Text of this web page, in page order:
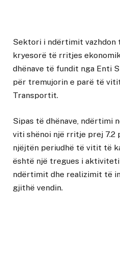
Sektori i ndërtimit vazhdon
kryesorë të rritjes
dhënave të fundit nga Enti
për tremujorin e parë të
Transportit.
Sipas të dhënave, ndërtimi
viti shënoi një rritje prej 7.2
njëjtën periudhë të vitit të
është një tregues i
ndërtimit dhe realizimit të
gjithë vendin.